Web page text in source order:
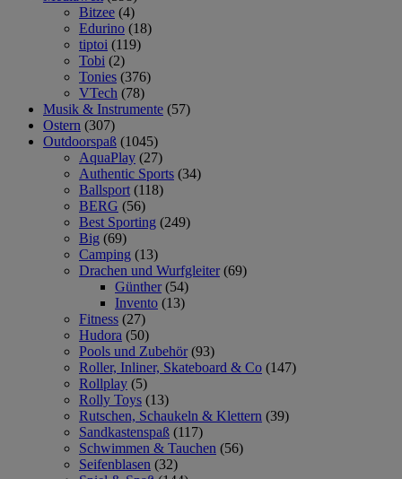
Bitzee (4)
Edurino (18)
tiptoi (119)
Tobi (2)
Tonies (376)
VTech (78)
Musik & Instrumente (57)
Ostern (307)
Outdoorspaß (1045)
AquaPlay (27)
Authentic Sports (34)
Ballsport (118)
BERG (56)
Best Sporting (249)
Big (69)
Camping (13)
Drachen und Wurfgleiter (69)
Günther (54)
Invento (13)
Fitness (27)
Hudora (50)
Pools und Zubehör (93)
Roller, Inliner, Skateboard & Co (147)
Rollplay (5)
Rolly Toys (13)
Rutschen, Schaukeln & Klettern (39)
Sandkastenspaß (117)
Schwimmen & Tauchen (56)
Seifenblasen (32)